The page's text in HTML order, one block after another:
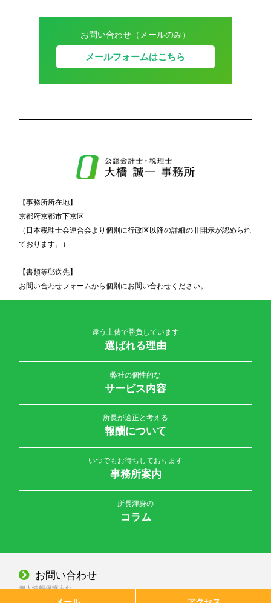
お問い合わせ（メールのみ）
メールフォームはこちら
【事務所所在地】
京都府京都市下京区
（日本税理士会連合会より個別に行政区以降の詳細の非開示が認められ
ております。）
【書類等郵送先】
お問い合わせフォームから個別にお問い合わせください。
違う土俵で勝負しています
選ばれる理由
弊社の個性的な
サービス内容
所長が適正と考える
報酬について
いつでもお待ちしております
事務所案内
所長渾身の
コラム
お問い合わせ
個人情報保護方針